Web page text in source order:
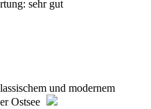
und modernem
Ostsee